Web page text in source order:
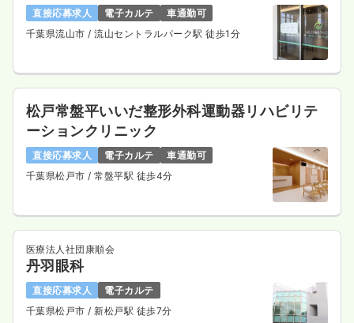
直接応募求人 電子カルテ
車通勤可
千葉県流山市 / 流山セントラルパーク駅 徒歩1分
松戸常盤平いいだ整形外科運動器リハビリテ
ーションクリニック
直接応募求人 電子カルテ
車通勤可
千葉県松戸市 / 常盤平駅 徒歩4分
医療法人社団康順会
丹羽眼科
直接応募求人
電子カルテ
千葉県松戸市 / 新松戸駅 徒歩7分